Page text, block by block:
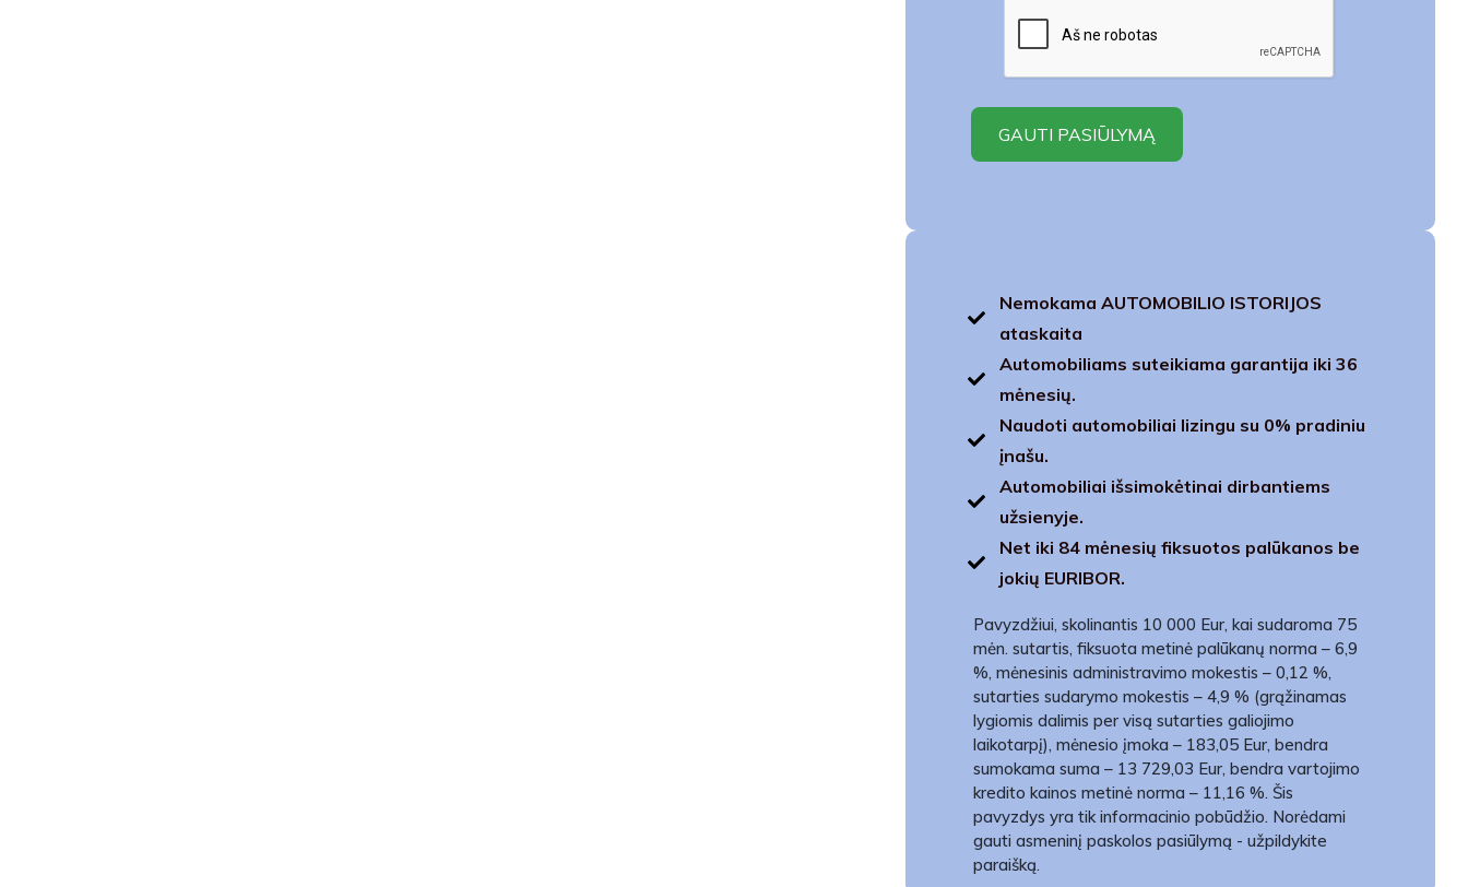
Nemokama AUTOMOBILIO ISTORIJOS
ataskaita
Automobiliams suteikiama garantija iki 36
mėnesių.
Naudoti automobiliai lizingu su 0% pradiniu
įnašu.
Automobiliai išsimokėtinai dirbantiems
užsienyje.
Net iki 84 mėnesių fiksuotos palūkanos be
jokių EURIBOR.
Pavyzdžiui, skolinantis 10 000 Eur, kai sudaroma 75
mėn. sutartis, fiksuota metinė palūkanų norma – 6,9
%, mėnesinis administravimo mokestis – 0,12 %,
sutarties sudarymo mokestis – 4,9 % (grąžinamas
lygiomis dalimis per visą sutarties galiojimo
laikotarpį), mėnesio įmoka – 183,05 Eur, bendra
sumokama suma – 13 729,03 Eur, bendra vartojimo
kredito kainos metinė norma – 11,16 %. Šis
pavyzdys yra tik informacinio pobūdžio. Norėdami
gauti asmeninį paskolos pasiūlymą - užpildykite
paraišką.